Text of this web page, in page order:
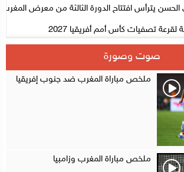
الحسن يترأس افتتاح الدورة الثالثة من معرض المغرب
لقرعة تصفيات كأس أمم أفريقيا 2027
وحجز أكثر من 4300 قرص مخدر وكوكايين وإكستازي
داخل فضاء للشيشة تستنفر شرطة أكادير
صوت وصورة
ملخص مباراة المغرب ضد جنوب إفريقيا
ملخص مباراة المغرب وزامبيا